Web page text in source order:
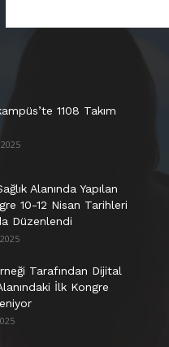
1108 Takım
Alanında Yapılan
10-12 Nisan Tarihleri
Düzenlendi
Tarafından Dijital
İlk Kongre